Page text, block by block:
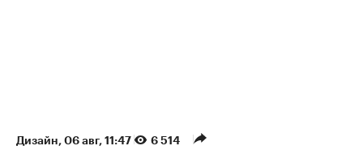
Дизайн⁠, 06 авг, 11:47 6 514